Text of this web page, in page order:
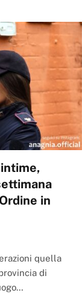
in
quella
di